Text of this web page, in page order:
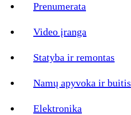
Prenumerata
Video įranga
Statyba ir remontas
Namų apyvoka ir buitis
Elektronika